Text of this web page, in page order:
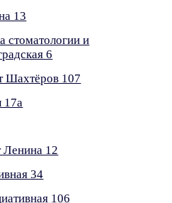
13
стоматологии и
6
Шахтёров 107
17а
12
34
106